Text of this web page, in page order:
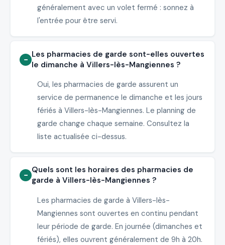
généralement avec un volet fermé : sonnez à
l'entrée pour être servi.
Les pharmacies de garde sont-elles ouvertes
le dimanche à Villers-lès-Mangiennes ?
Oui, les pharmacies de garde assurent un
service de permanence le dimanche et les jours
fériés à Villers-lès-Mangiennes. Le planning de
garde change chaque semaine. Consultez la
liste actualisée ci-dessus.
Quels sont les horaires des pharmacies de
garde à Villers-lès-Mangiennes ?
Les pharmacies de garde à Villers-lès-
Mangiennes sont ouvertes en continu pendant
leur période de garde. En journée (dimanches et
fériés), elles ouvrent généralement de 9h à 20h.